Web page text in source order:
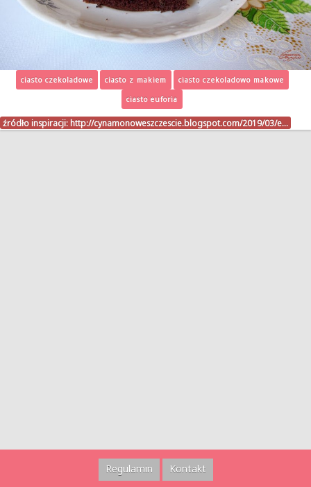
ciasto czekoladowe ciasto z makiem
ciasto czekoladowo makowe
ciasto euforia
źródło inspiracji: http://cynamonoweszczescie.blogspot.com/2019/03/e…
Regulamin Kontakt